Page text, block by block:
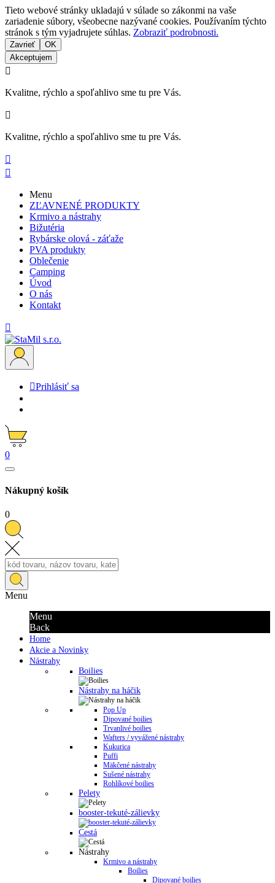
Tieto webové stránky ukladajú v súlade so zákonmi na vaše
zariadenie súbory, všeobecne nazývané cookies. Používaním týchto
stránok s tým vyjadrujete súhlas. Zobraziť podrobnosti.
Zavrieť
OK
Akceptujem

Kvalitne, rýchlo a spoľahlivo sme tu pre Vás.

Kvalitne, rýchlo a spoľahlivo sme tu pre Vás.


Menu
ZĽAVNENÉ PRODUKTY
Krmivo a nástrahy
Bižutéria
Rybárske olová - záťaže
PVA produkty
Oblečenie
Camping
Úvod
O nás
Kontakt

Prihlásiť sa
0
Nákupný košík
0
Menu
Menu
Back
Home
Akcie a Novinky
Nástrahy
Boilies
Nástrahy na háčik
Pop Up
Dipované boilies
Trvanlivé boilies
Wafters / vyvážené nástrahy
Kukurica
Puffi
Mäkčené nástrahy
Sušené nástrahy
Rohlíkové boilies
Pelety
booster-tekuté-zálievky
Cestá
Nástrahy
Krmivo a nástrahy
Boilies
Dipované boilies